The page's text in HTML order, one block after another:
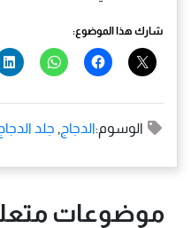
شارك هذا الموضوع:
الوسوم:الدجاج , جلد الدجاج
موضوعات